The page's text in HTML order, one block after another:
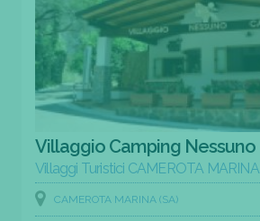
Villaggio Camping Nessuno
Villaggi Turistici CAMEROTA MARINA
CAMEROTA MARINA (SA)